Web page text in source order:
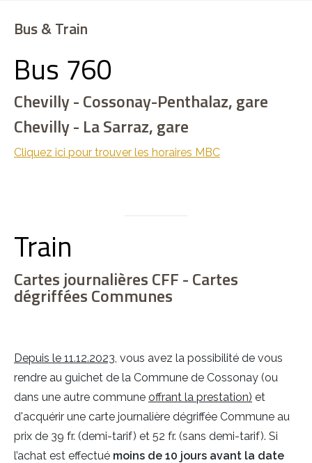
Bus & Train
Bus 760
Chevilly - Cossonay-Penthalaz, gare
Chevilly - La Sarraz, gare
Cliquez ici pour trouver les horaires MBC
Train
Cartes journalières CFF - Cartes
dégriffées Communes
Depuis le 11.12.2023, vous avez la possibilité de vous
rendre au guichet de la Commune de Cossonay (ou
dans une autre commune offrant la prestation) et
d'acquérir une carte journalière dégriffée Commune au
prix de 39 fr. (demi-tarif) et 52 fr. (sans demi-tarif). Si
l’achat est effectué moins de 10 jours avant la date